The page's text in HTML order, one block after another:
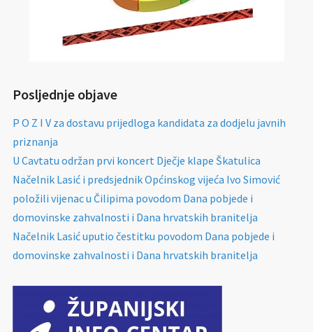
Posljednje objave
P O Z I V za dostavu prijedloga kandidata za dodjelu javnih
priznanja
U Cavtatu održan prvi koncert Dječje klape Škatulica
Načelnik Lasić i predsjednik Općinskog vijeća Ivo Simović
položili vijenac u Čilipima povodom Dana pobjede i
domovinske zahvalnosti i Dana hrvatskih branitelja
Načelnik Lasić uputio čestitku povodom Dana pobjede i
domovinske zahvalnosti i Dana hrvatskih branitelja